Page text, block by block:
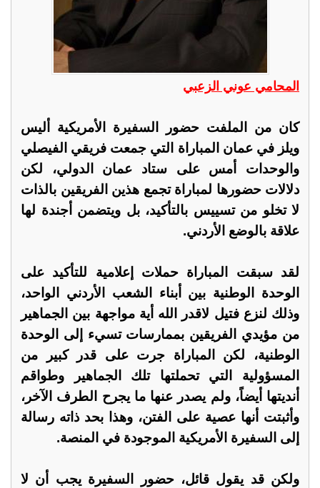
المحامي عوني الزعبي
كان من الملفت حضور السفيرة الأمريكية أليس
ويلز في عمان المباراة التي جمعت فريقي الفيصلي
والوحدات أمس على ستاد عمان الدولي، لكن
دلالات حضورها لمباراة تجمع هذين الفريقين بالذات
لا تخلو من تسييس بالتأكيد، بل ويتضمن أجندة لها
علاقة بالوضع الأردني.
لقد سبقت المباراة حملات إعلامية للتأكيد على
الوحدة الوطنية بين أبناء الشعب الأردني الواحد،
وذلك لنزع فتيل لاقدر الله أية مواجهة بين الجماهير
من مؤيدي الفريقين بممارسات تسيء إلى الوحدة
الوطنية، لكن المباراة جرت على قدر كبير من
المسؤولية التي تحملتها تلك الجماهير وطواقم
أنديتها أيضاً، ولم يصدر عنها ما يجرح الطرف الآخر،
وأثبتت أنها عصية على الفتن، وهذا بحد ذاته رسالة
إلى السفيرة الأمريكية الموجودة في المنصة.
ولكن قد يقول قائل، حضور السفيرة يجب أن لا